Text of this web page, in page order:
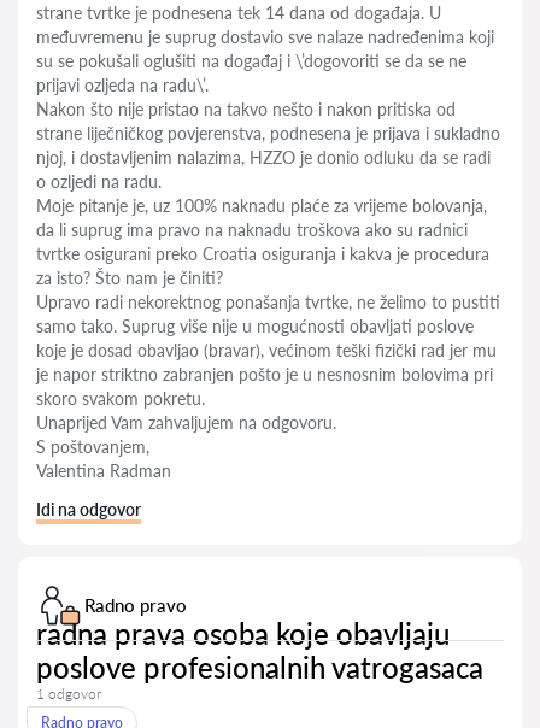
strane tvrtke je podnesena tek 14 dana od događaja. U
međuvremenu je suprug dostavio sve nalaze nadređenima koji
su se pokušali oglušiti na događaj i \’dogovoriti se da se ne
prijavi ozljeda na radu\’.
Nakon što nije pristao na takvo nešto i nakon pritiska od
strane liječničkog povjerenstva, podnesena je prijava i sukladno
njoj, i dostavljenim nalazima, HZZO je donio odluku da se radi
o ozljedi na radu.
Moje pitanje je, uz 100% naknadu plaće za vrijeme bolovanja,
da li suprug ima pravo na naknadu troškova ako su radnici
tvrtke osigurani preko Croatia osiguranja i kakva je procedura
za isto? Što nam je činiti?
Upravo radi nekorektnog ponašanja tvrtke, ne želimo to pustiti
samo tako. Suprug više nije u mogućnosti obavljati poslove
koje je dosad obavljao (bravar), većinom teški fizički rad jer mu
je napor striktno zabranjen pošto je u nesnosnim bolovima pri
skoro svakom pokretu.
Unaprijed Vam zahvaljujem na odgovoru.
S poštovanjem,
Valentina Radman
Idi na odgovor
Radno pravo
radna prava osoba koje obavljaju
poslove profesionalnih vatrogasaca
1 odgovor
Radno pravo